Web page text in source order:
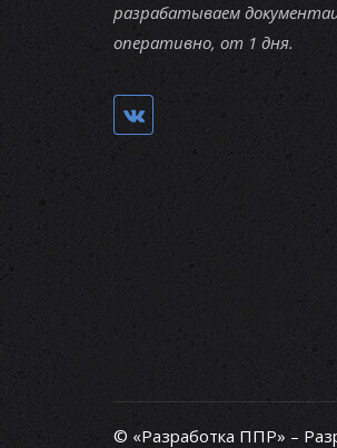
разрабатываем
оперативно, от 1 дня.
© «Разработка ППР» –